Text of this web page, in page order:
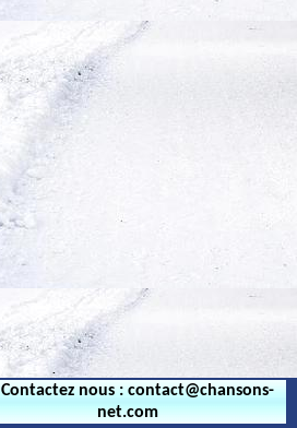
Contactez nous : contact@chansons-
net.com